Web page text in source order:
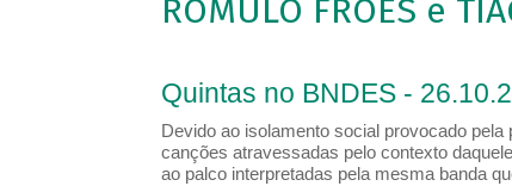
ROMULO FRÓES e
Quintas no BNDES -
Devido ao isolamento social provocado
canções atravessadas pelo contexto
ao palco interpretadas pela mesma banda